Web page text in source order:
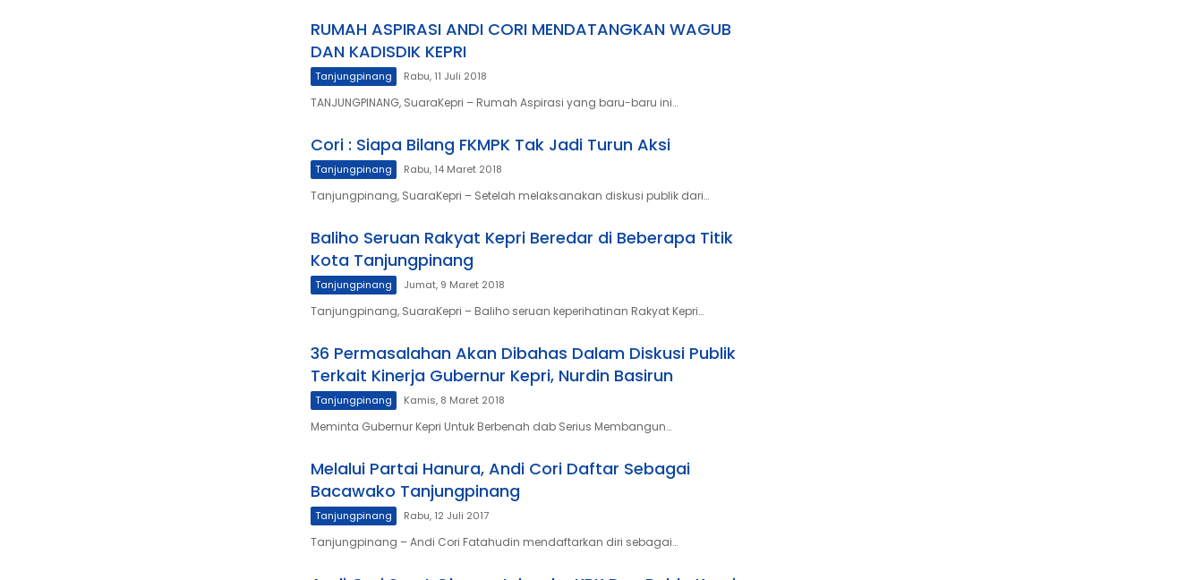
RUMAH ASPIRASI ANDI CORI MENDATANGKAN WAGUB
DAN KADISDIK KEPRI
Tanjungpinang Rabu, 11 Juli 2018
TANJUNGPINANG, SuaraKepri – Rumah Aspirasi yang baru-baru ini…
Cori : Siapa Bilang FKMPK Tak Jadi Turun Aksi
Tanjungpinang Rabu, 14 Maret 2018
Tanjungpinang, SuaraKepri – Setelah melaksanakan diskusi publik dari…
Baliho Seruan Rakyat Kepri Beredar di Beberapa Titik
Kota Tanjungpinang
Tanjungpinang Jumat, 9 Maret 2018
Tanjungpinang, SuaraKepri – Baliho seruan keperihatinan Rakyat Kepri…
36 Permasalahan Akan Dibahas Dalam Diskusi Publik
Terkait Kinerja Gubernur Kepri, Nurdin Basirun
Tanjungpinang Kamis, 8 Maret 2018
Meminta Gubernur Kepri Untuk Berbenah dab Serius Membangun…
Melalui Partai Hanura, Andi Cori Daftar Sebagai
Bacawako Tanjungpinang
Tanjungpinang Rabu, 12 Juli 2017
Tanjungpinang – Andi Cori Fatahudin mendaftarkan diri sebagai…